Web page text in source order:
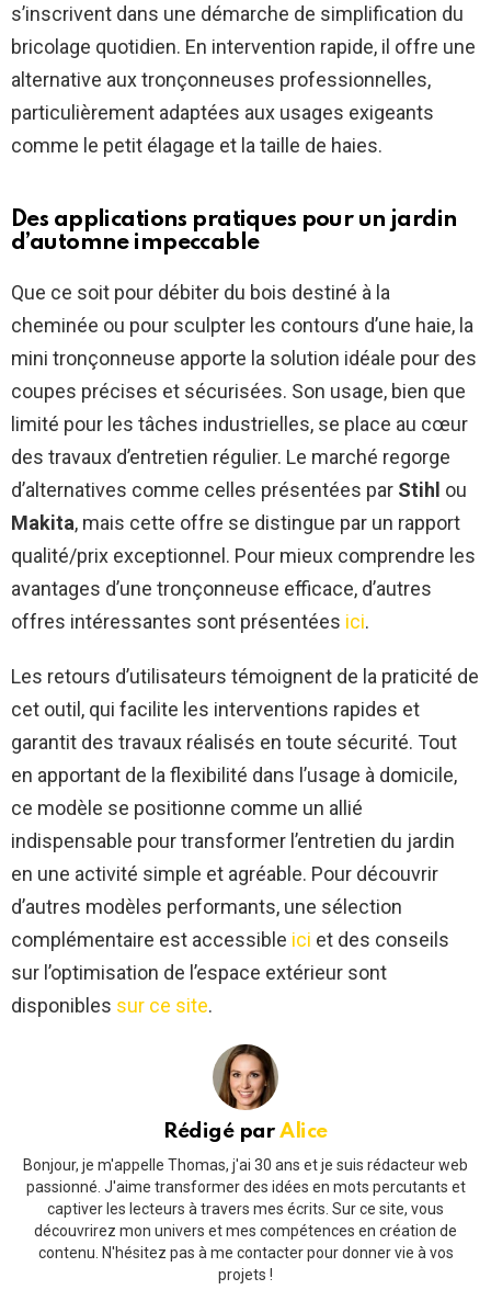
s’inscrivent dans une démarche de simplification du
bricolage quotidien. En intervention rapide, il offre une
alternative aux tronçonneuses professionnelles,
particulièrement adaptées aux usages exigeants
comme le petit élagage et la taille de haies.
Des applications pratiques pour un jardin
d’automne impeccable
Que ce soit pour débiter du bois destiné à la
cheminée ou pour sculpter les contours d’une haie, la
mini tronçonneuse apporte la solution idéale pour des
coupes précises et sécurisées. Son usage, bien que
limité pour les tâches industrielles, se place au cœur
des travaux d’entretien régulier. Le marché regorge
d’alternatives comme celles présentées par Stihl ou
Makita, mais cette offre se distingue par un rapport
qualité/prix exceptionnel. Pour mieux comprendre les
avantages d’une tronçonneuse efficace, d’autres
offres intéressantes sont présentées ici.
Les retours d’utilisateurs témoignent de la praticité de
cet outil, qui facilite les interventions rapides et
garantit des travaux réalisés en toute sécurité. Tout
en apportant de la flexibilité dans l’usage à domicile,
ce modèle se positionne comme un allié
indispensable pour transformer l’entretien du jardin
en une activité simple et agréable. Pour découvrir
d’autres modèles performants, une sélection
complémentaire est accessible ici et des conseils
sur l’optimisation de l’espace extérieur sont
disponibles sur ce site.
Rédigé parAlice
Bonjour, je m'appelle Thomas, j'ai 30 ans et je suis rédacteur web
passionné. J'aime transformer des idées en mots percutants et
captiver les lecteurs à travers mes écrits. Sur ce site, vous
découvrirez mon univers et mes compétences en création de
contenu. N'hésitez pas à me contacter pour donner vie à vos
projets !